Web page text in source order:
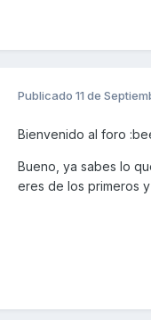
Publicado 11 de
Bienvenido al foro
Bueno, ya sabes lo
eres de los primeros